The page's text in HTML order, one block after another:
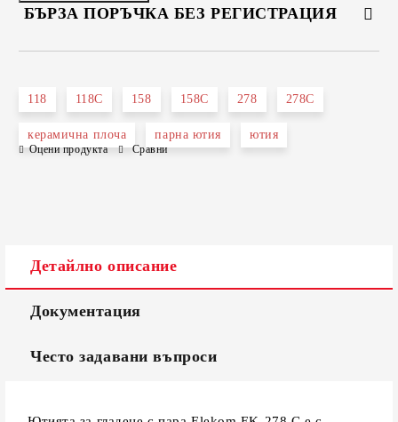
БЪРЗА ПОРЪЧКА БЕЗ РЕГИСТРАЦИЯ
Съгласен съм сПолитиката за лични данни
118 118C 158 158C 278 278C
керамична плоча парна ютия ютия
Оцени продукта Сравни
Детайлно описание
Документация
Често задавани въпроси